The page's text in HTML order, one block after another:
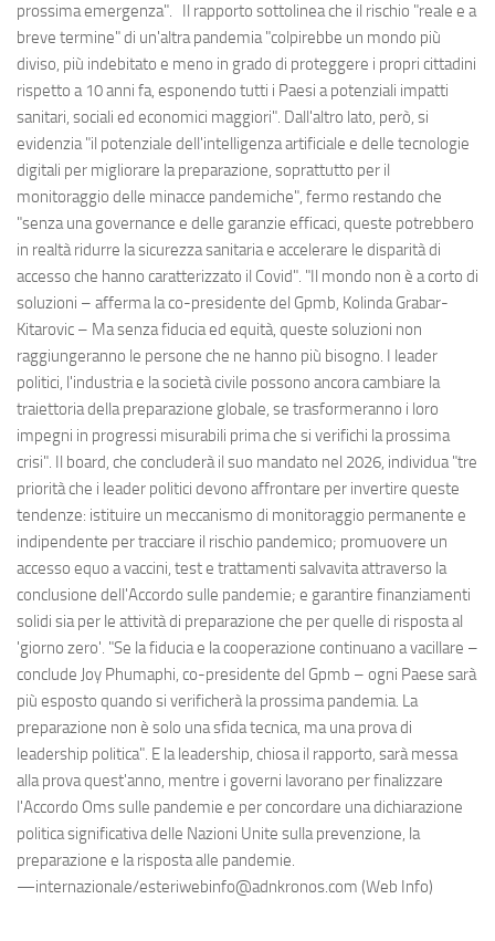
prossima emergenza". Il rapporto sottolinea che il rischio "reale e a
breve termine" di un'altra pandemia "colpirebbe un mondo più
diviso, più indebitato e meno in grado di proteggere i propri cittadini
rispetto a 10 anni fa, esponendo tutti i Paesi a potenziali impatti
sanitari, sociali ed economici maggiori". Dall'altro lato, però, si
evidenzia "il potenziale dell'intelligenza artificiale e delle tecnologie
digitali per migliorare la preparazione, soprattutto per il
monitoraggio delle minacce pandemiche", fermo restando che
"senza una governance e delle garanzie efficaci, queste potrebbero
in realtà ridurre la sicurezza sanitaria e accelerare le disparità di
accesso che hanno caratterizzato il Covid". "Il mondo non è a corto di
soluzioni – afferma la co-presidente del Gpmb, Kolinda Grabar-
Kitarovic – Ma senza fiducia ed equità, queste soluzioni non
raggiungeranno le persone che ne hanno più bisogno. I leader
politici, l'industria e la società civile possono ancora cambiare la
traiettoria della preparazione globale, se trasformeranno i loro
impegni in progressi misurabili prima che si verifichi la prossima
crisi". Il board, che concluderà il suo mandato nel 2026, individua "tre
priorità che i leader politici devono affrontare per invertire queste
tendenze: istituire un meccanismo di monitoraggio permanente e
indipendente per tracciare il rischio pandemico; promuovere un
accesso equo a vaccini, test e trattamenti salvavita attraverso la
conclusione dell'Accordo sulle pandemie; e garantire finanziamenti
solidi sia per le attività di preparazione che per quelle di risposta al
'giorno zero'. "Se la fiducia e la cooperazione continuano a vacillare –
conclude Joy Phumaphi, co-presidente del Gpmb – ogni Paese sarà
più esposto quando si verificherà la prossima pandemia. La
preparazione non è solo una sfida tecnica, ma una prova di
leadership politica". E la leadership, chiosa il rapporto, sarà messa
alla prova quest'anno, mentre i governi lavorano per finalizzare
l'Accordo Oms sulle pandemie e per concordare una dichiarazione
politica significativa delle Nazioni Unite sulla prevenzione, la
preparazione e la risposta alle pandemie.
—internazionale/esteriwebinfo@adnkronos.com (Web Info)